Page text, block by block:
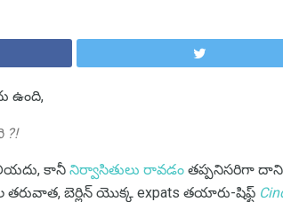
ఉంది,
?!
కానీ నిర్వాసితులు రావడం తప్పనిసరిగా
బెర్లిన్ యొక్క expats తయారు-షిఫ్ట్